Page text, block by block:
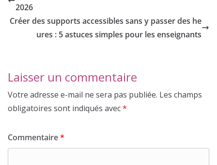
2026
Créer des supports accessibles sans y passer des he
ures : 5 astuces simples pour les enseignants
Laisser un commentaire
Votre adresse e-mail ne sera pas publiée. Les champs
obligatoires sont indiqués avec*
Commentaire*